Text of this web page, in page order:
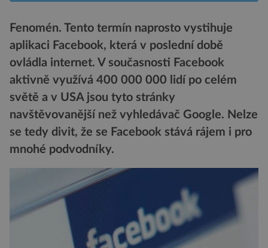
Fenomén. Tento termín naprosto vystihuje
aplikaci Facebook, která v poslední době
ovládla internet. V současnosti Facebook
aktivně využívá 400 000 000 lidí po celém
světě a v USA jsou tyto stránky
navštěvovanější než vyhledávač Google. Nelze
se tedy divit, že se Facebook stává rájem i pro
mnohé podvodníky.